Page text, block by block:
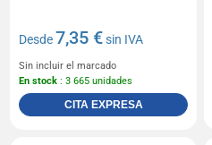
Desde 7,35 €sin IVA
Sin incluir el marcado
En stock : 3 665 unidades
CITA EXPRESA